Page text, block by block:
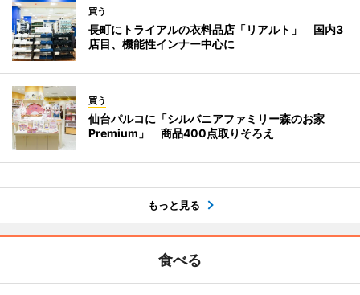
買う
長町にトライアルの衣料品店「リアルト」 国内3
店目、機能性インナー中心に
買う
仙台パルコに「シルバニアファミリー森のお家
Premium」 商品400点取りそろえ
もっと見る
食べる